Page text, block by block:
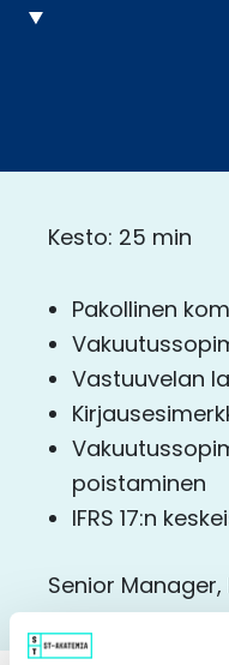
Kesto: 25 min
Pakollinen
Vastuuvelan
poistaminen​
IFRS 17:n
Senior Manager,